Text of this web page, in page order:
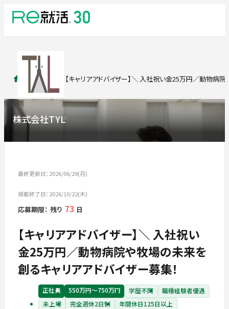
求人検索 【キャリアアドバイザー】＼ 入社祝い金25万円／動物病
株式会社TYL
最終更新日：2026/06/29(月)
掲載終了日：2026/10/22(木)
応募期限： 残り 73 日
【キャリアアドバイザー】＼ 入社祝い
金25万円／動物病院や牧場の未来を
創るキャリアアドバイザー募集！
正社員 550万円〜750万円 学歴不問
職種経験者優遇
未上場
完全週休2日制
年間休日125日以上